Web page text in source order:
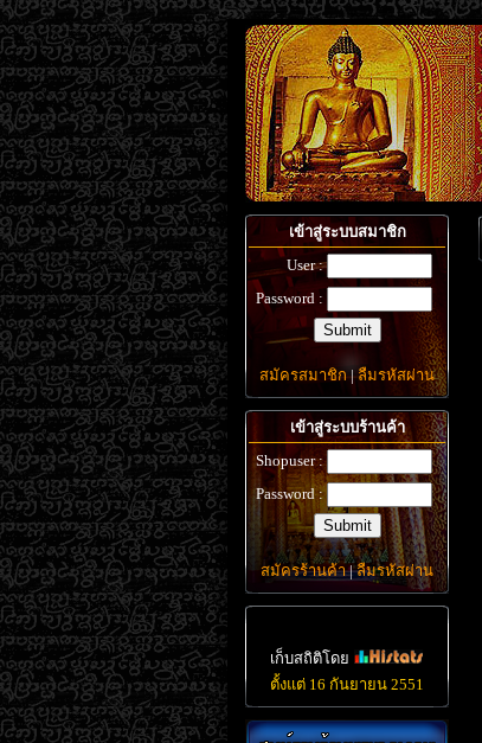
เข้าสู่ระบบสมาชิก
User :
Password :
สมัครสมาชิก|ลืมรหัสผ่าน
เข้าสู่ระบบร้านค้า
Shopuser :
Password :
สมัครร้านค้า|ลืมรหัสผ่าน
เก็บสถิติโดย
ตั้งแต่ 16 กันยายน 2551